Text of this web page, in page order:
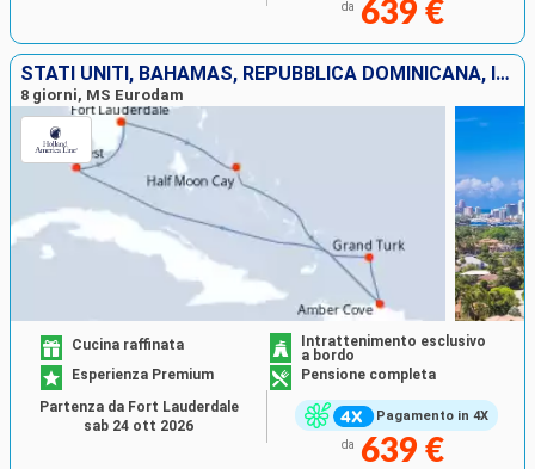
da 639 €
STATI UNITI, BAHAMAS, REPUBBLICA DOMINICANA, ISOLE TURKS E CAICOS
8 giorni, MS Eurodam
Pagamento in 4X
Cucina raffinata
Intrattenimento esclusivo
a bordo
Esperienza Premium
Pensione completa
da 639 €
Partenza da Fort Lauderdale
sab 24 ott 2026